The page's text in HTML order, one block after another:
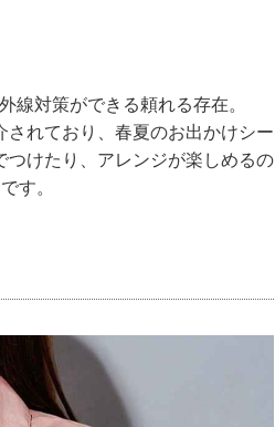
線対策ができる頼れる存在。
されており、春夏のお出かけシー
つけたり、アレンジが楽しめるの
す。